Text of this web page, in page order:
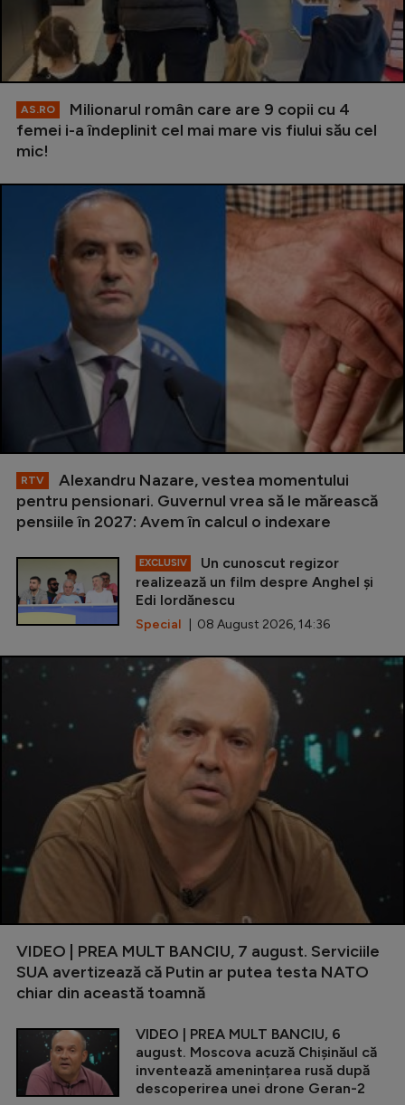
AS.RO
Milionarul român care are 9 copii cu 4
femei i-a îndeplinit cel mai mare vis fiului său cel
mic!
RTV
Alexandru Nazare, vestea momentului
pentru pensionari. Guvernul vrea să le mărească
pensiile în 2027: Avem în calcul o indexare
EXCLUSIV
Un cunoscut regizor
realizează un film despre Anghel și
Edi Iordănescu
Special | 08 August 2026, 14:36
VIDEO | PREA MULT BANCIU, 7 august. Serviciile
SUA avertizează că Putin ar putea testa NATO
chiar din această toamnă
VIDEO | PREA MULT BANCIU, 6
august. Moscova acuză Chișinăul că
inventează amenințarea rusă după
descoperirea unei drone Geran-2